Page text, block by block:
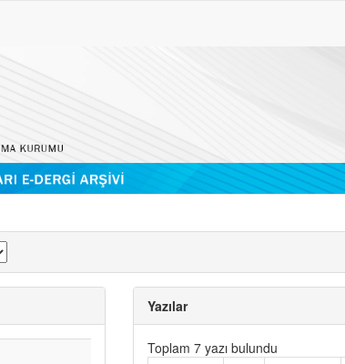
Yazılar
Toplam 7 yazı bulundu